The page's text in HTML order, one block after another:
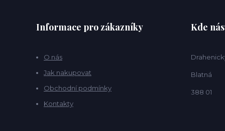
Informace pro zákazníky
O nás
Jak nakupovat
Obchodní podmínky
Kontakty
Kde
Blatná
388 01